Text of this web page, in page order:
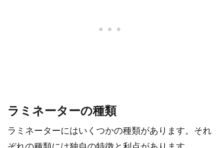
ラミネーターの種類
ラミネーターにはいくつかの種類があります。それ